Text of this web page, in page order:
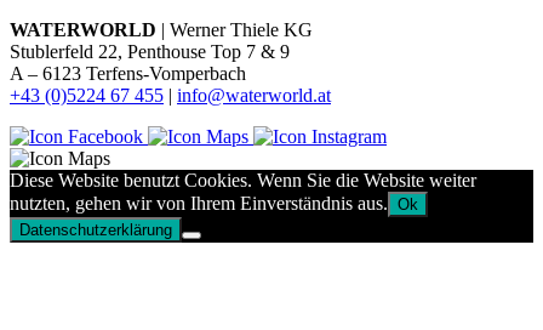
WATERWORLD | Werner Thiele KG
Stublerfeld 22, Penthouse Top 7 & 9
A – 6123 Terfens-Vomperbach
+43 (0)5224 67 455 | info@waterworld.at
Diese Website benutzt Cookies. Wenn Sie die Website weiter
nutzten, gehen wir von Ihrem Einverständnis aus. Ok
Datenschutzerklärung